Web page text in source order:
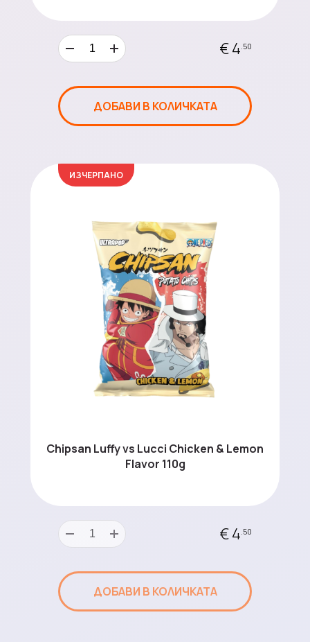
€ 4.50
ДОБАВИ В КОЛИЧКАТА
ИЗЧЕРПАНО
Chipsan Luffy vs Lucci Chicken & Lemon
Flavor 110g
€ 4.50
ДОБАВИ В КОЛИЧКАТА